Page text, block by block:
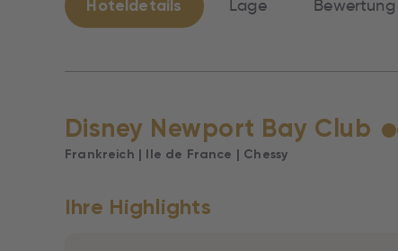
Hoteldetails Lage Bewertung
Disney Newport Bay Club ★
Frankreich | Ile de France | Chessy
Ihre Highlights